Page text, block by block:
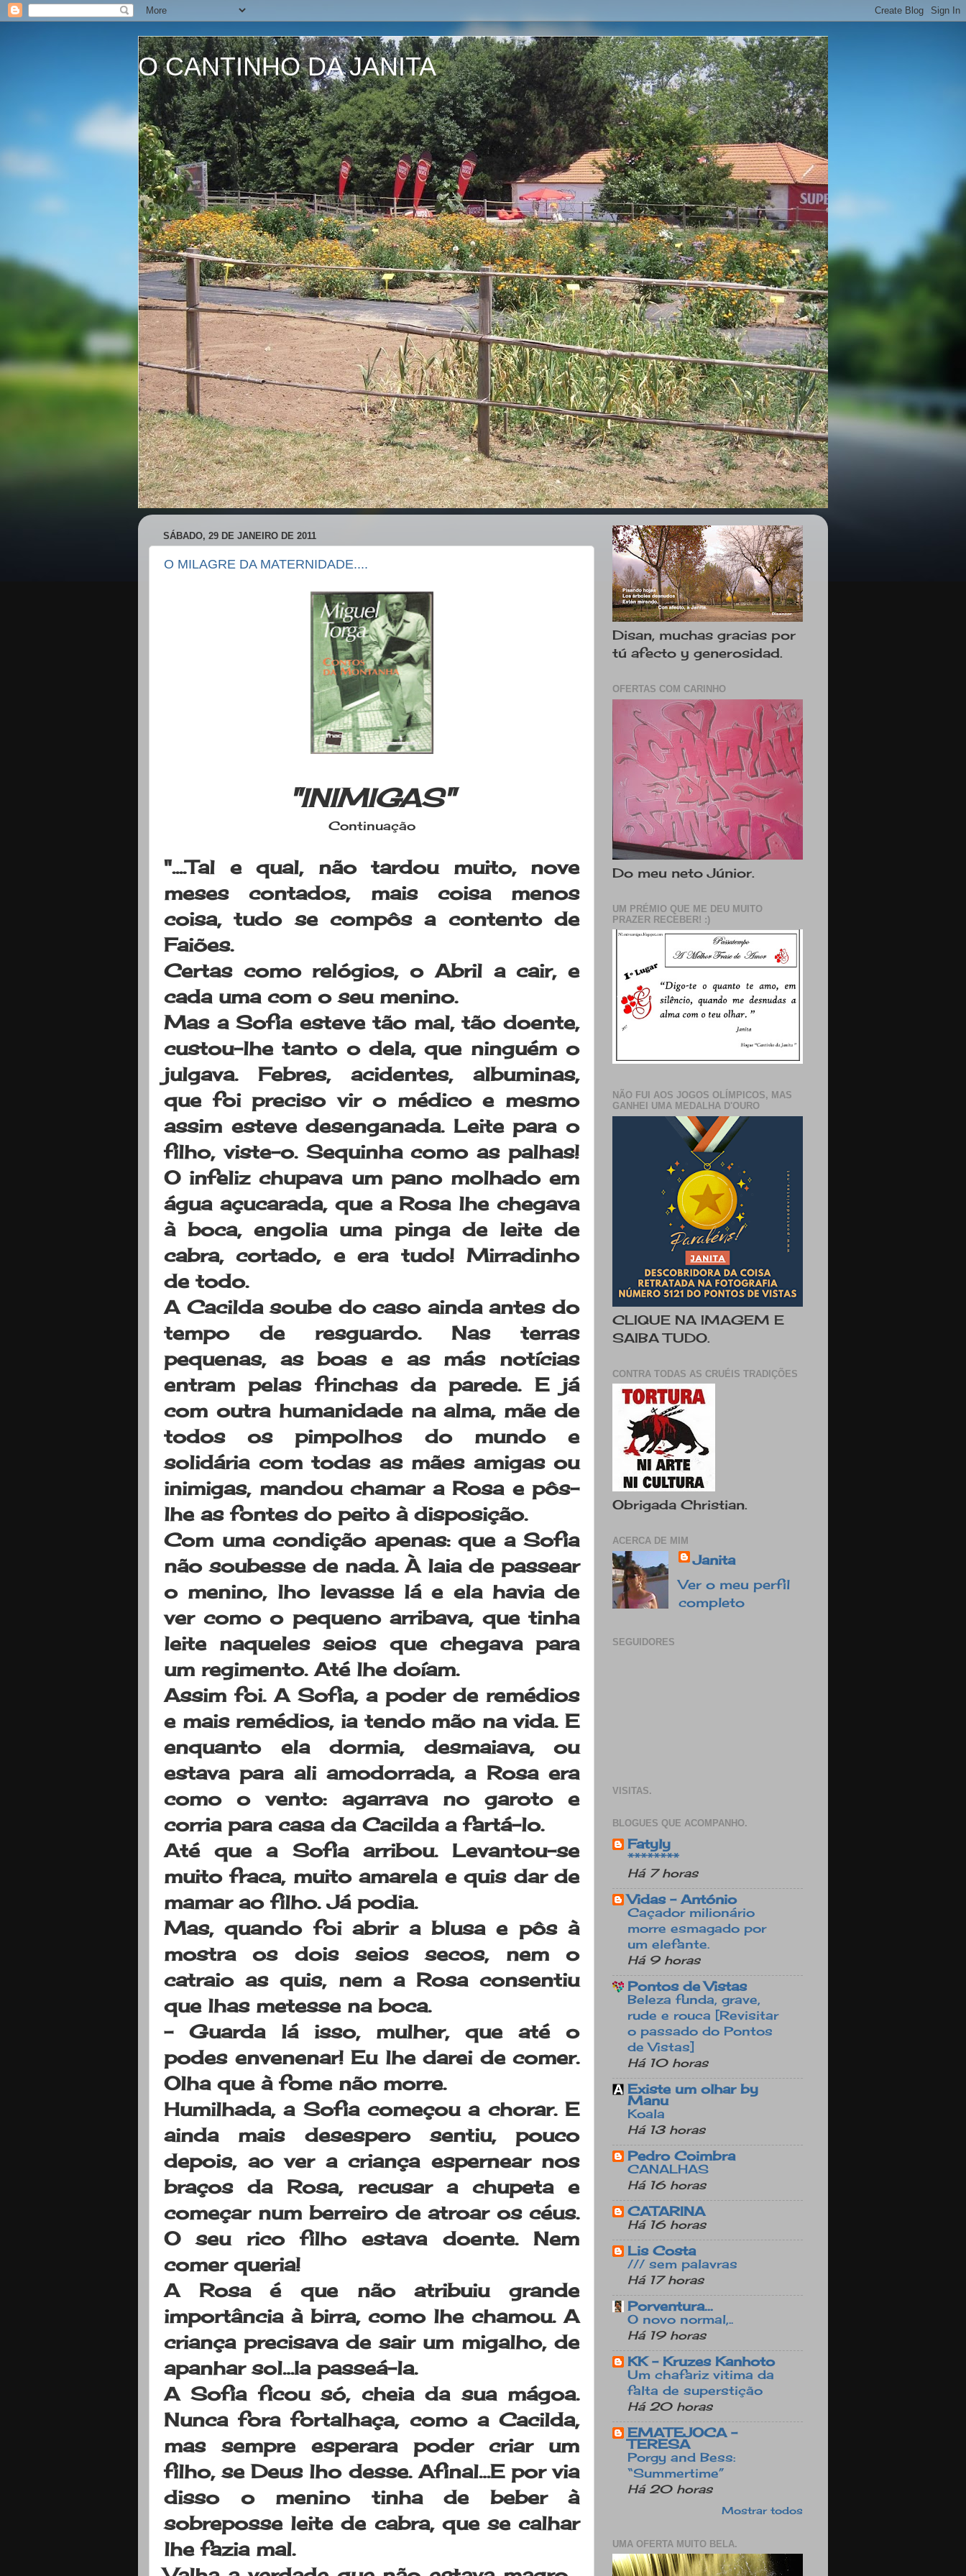
O CANTINHO DA JANITA
SÁBADO, 29 DE JANEIRO DE 2011
O MILAGRE DA MATERNIDADE....
"INIMIGAS"
Continuação
"....Tal e qual, não tardou muito, nove
meses contados, mais coisa menos
coisa, tudo se compôs a contento de
Faiões.
Certas como relógios, o Abril a cair, e
cada uma com o seu menino.
Mas a Sofia esteve tão mal, tão doente,
custou-lhe tanto o dela, que ninguém o
julgava. Febres, acidentes, albuminas,
que foi preciso vir o médico e mesmo
assim esteve desenganada. Leite para o
filho, viste-o. Sequinha como as palhas!
O infeliz chupava um pano molhado em
água açucarada, que a Rosa lhe chegava
à boca, engolia uma pinga de leite de
cabra, cortado, e era tudo! Mirradinho
de todo.
A Cacilda soube do caso ainda antes do
tempo de resguardo. Nas terras
pequenas, as boas e as más notícias
entram pelas frinchas da parede. E já
com outra humanidade na alma, mãe de
todos os pimpolhos do mundo e
solidária com todas as mães amigas ou
inimigas, mandou chamar a Rosa e pôs-
lhe as fontes do peito à disposição.
Com uma condição apenas: que a Sofia
não soubesse de nada. À laia de passear
o menino, lho levasse lá e ela havia de
ver como o pequeno arribava, que tinha
leite naqueles seios que chegava para
um regimento. Até lhe doíam.
Assim foi. A Sofia, a poder de remédios
e mais remédios, ia tendo mão na vida. E
enquanto ela dormia, desmaiava, ou
estava para ali amodorrada, a Rosa era
como o vento: agarrava no garoto e
corria para casa da Cacilda a fartá-lo.
Até que a Sofia arribou. Levantou-se
muito fraca, muito amarela e quis dar de
mamar ao filho. Já podia.
Mas, quando foi abrir a blusa e pôs à
mostra os dois seios secos, nem o
catraio as quis, nem a Rosa consentiu
que lhas metesse na boca.
- Guarda lá isso, mulher, que até o
podes envenenar! Eu lhe darei de comer.
Olha que à fome não morre.
Humilhada, a Sofia começou a chorar. E
ainda mais desespero sentiu, pouco
depois, ao ver a criança espernear nos
braços da Rosa, recusar a chupeta e
começar num berreiro de atroar os céus.
O seu rico filho estava doente. Nem
comer queria!
A Rosa é que não atribuiu grande
importância à birra, como lhe chamou. A
criança precisava de sair um migalho, de
apanhar sol…Ia passeá-la.
A Sofia ficou só, cheia da sua mágoa.
Nunca fora fortalhaça, como a Cacilda,
mas sempre esperara poder criar um
filho, se Deus lho desse. Afinal…E por via
disso o menino tinha de beber à
sobreposse leite de cabra, que se calhar
lhe fazia mal.
Disan, muchas gracias por
tú afecto y generosidad.
OFERTAS COM CARINHO
Do meu neto Júnior.
UM PRÉMIO QUE ME DEU MUITO
PRAZER RECEBER! :)
NÃO FUI AOS JOGOS OLÍMPICOS, MAS
GANHEI UMA MEDALHA D'OURO
CLIQUE NA IMAGEM E
SAIBA TUDO.
CONTRA TODAS AS CRUÉIS TRADIÇÕES
Obrigada Christian.
ACERCA DE MIM
Janita
Ver o meu perfil
completo
SEGUIDORES
VISITAS.
BLOGUES QUE ACOMPANHO.
Fatyly
********
Há 7 horas
Vidas - António
Caçador milionário
morre esmagado por
um elefante.
Há 9 horas
Pontos de Vistas
Beleza funda, grave,
rude e rouca [Revisitar
o passado do Pontos
de Vistas]
Há 10 horas
Existe um olhar by
Manu
Koala
Há 13 horas
Pedro Coimbra
CANALHAS
Há 16 horas
CATARINA
Há 16 horas
Lis Costa
/// sem palavras
Há 17 horas
Porventura...
O novo normal,..
Há 19 horas
KK - Kruzes Kanhoto
Um chafariz vitima da
falta de superstição
Há 20 horas
EMATEJOCA -
TERESA
Porgy and Bess:
“Summertime”
Há 20 horas
Mostrar todos
UMA OFERTA MUITO BELA.